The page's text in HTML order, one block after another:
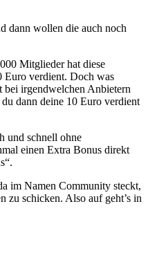
dann wollen die auch noch
Mitglieder hat diese
Euro verdient. Doch was
bei irgendwelchen Anbietern
dann deine 10 Euro verdient
und schnell ohne
einen Extra Bonus direkt
im Namen Community steckt,
zu schicken. Also auf geht’s in